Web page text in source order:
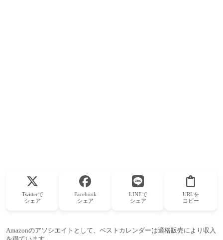
Twitterで
シェア
Facebook
シェア
LINEで
シェア
URLを
コピー
Amazonのアソシエイトとして、ベストカレンダーは適格販売により収入